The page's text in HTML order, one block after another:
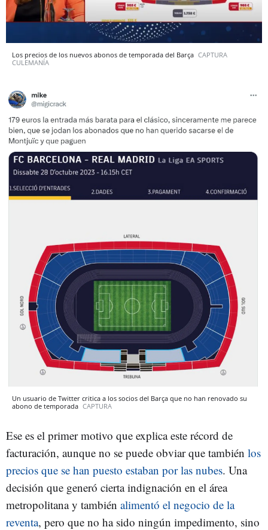
Los precios de los nuevos abonos de temporada del Barça CAPTURA
CULEMANÍA
Un usuario de Twitter critica a los socios del Barça que no han renovado su
abono de temporada CAPTURA
Ese es el primer motivo que explica este récord de
facturación, aunque no se puede obviar que también los
precios que se han puesto estaban por las nubes. Una
decisión que generó cierta indignación en el área
metropolitana y también alimentó el negocio de la
reventa, pero que no ha sido ningún impedimento, sino